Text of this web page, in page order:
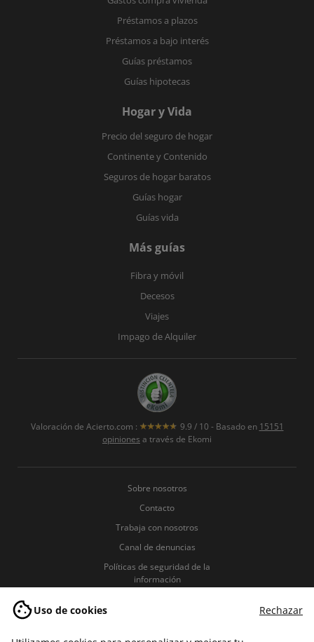
Uso de cookies Rechazar
Préstamos a plazos
Préstamos a bajo interés
Guías préstamos
Guías hipotecas
Hogar y Vida
Precio del seguro de hogar
Continente y Contenido
Seguros de hogar baratos
Guías hogar
Guías vida
Más guías
Fibra y móvil
Decesos
Viajes
Impago de Alquiler
Valoración de Acierto.com : 9.9 / 10 - Basado en 15151
opiniones a través de Ekomi
Sobre nosotros
Contacto
Trabaja con nosotros
Canal de denuncias
Políticas de seguridad de la
información
Términos y condiciones